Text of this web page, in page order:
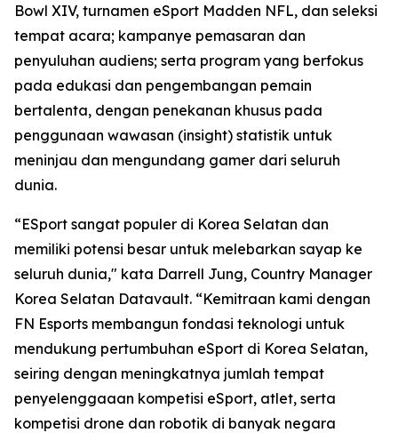
Bowl XIV, turnamen eSport Madden NFL, dan seleksi
tempat acara; kampanye pemasaran dan
penyuluhan audiens; serta program yang berfokus
pada edukasi dan pengembangan pemain
bertalenta, dengan penekanan khusus pada
penggunaan wawasan (insight) statistik untuk
meninjau dan mengundang gamer dari seluruh
dunia.
“ESport sangat populer di Korea Selatan dan
memiliki potensi besar untuk melebarkan sayap ke
seluruh dunia," kata Darrell Jung, Country Manager
Korea Selatan Datavault. “Kemitraan kami dengan
FN Esports membangun fondasi teknologi untuk
mendukung pertumbuhan eSport di Korea Selatan,
seiring dengan meningkatnya jumlah tempat
penyelenggaaan kompetisi eSport, atlet, serta
kompetisi drone dan robotik di banyak negara